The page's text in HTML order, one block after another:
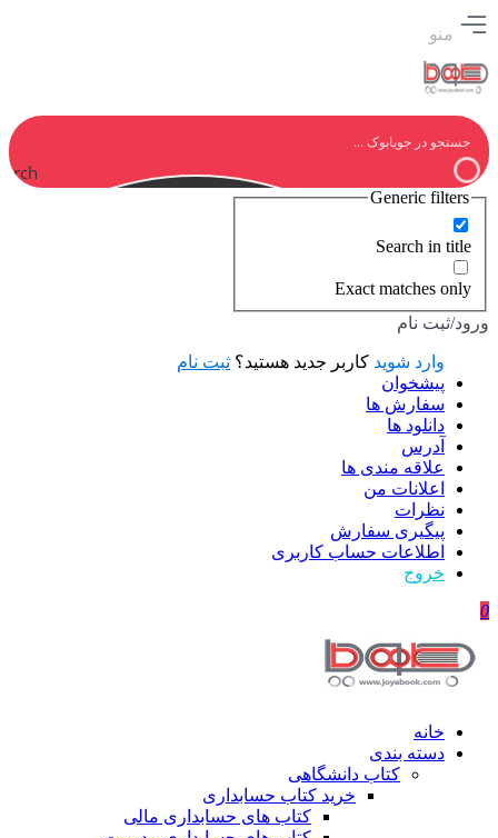
منو
Generic filters
Search in title
Exact matches only
ورود/ثبت نام
وارد شوید کاربر جدید هستید؟ ثبت نام
پیشخوان
سفارش ها
دانلود ها
آدرس
علاقه مندی ها
اعلانات من
نظرات
پیگیری سفارش
اطلاعات حساب كاربری
خروج
0
خانه
دسته بندی
کتاب دانشگاهی
خرید کتاب حسابداری
کتاب های حسابداری مالی